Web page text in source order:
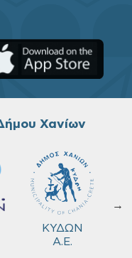
Χανίων
ΚΥΔΩΝ
Α.Ε.
→